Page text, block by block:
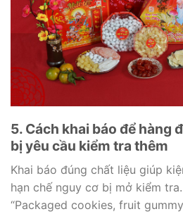
5. Cách khai báo để hàng
bị yêu cầu kiểm tra thêm
Khai báo đúng chất liệu giúp
hạn chế nguy cơ bị mở kiểm
“Packaged cookies, fruit